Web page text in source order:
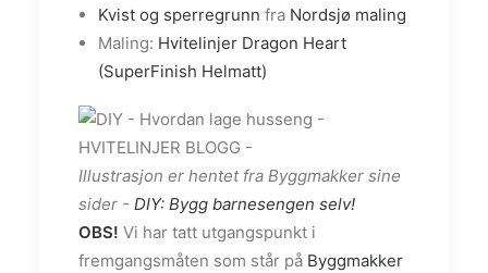
Kvist og sperregrunn fra Nordsjø maling
Maling: Hvitelinjer Dragon Heart
(SuperFinish Helmatt)
Illustrasjon er hentet fra Byggmakker sine
sider - DIY: Bygg barnesengen selv!
OBS! Vi har tatt utgangspunkt i
fremgangsmåten som står på Byggmakker